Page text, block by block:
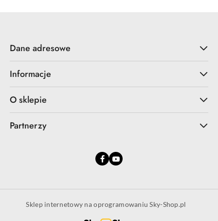
Dane adresowe
Informacje
O sklepie
Partnerzy
Sklep internetowy na oprogramowaniu Sky-Shop.pl